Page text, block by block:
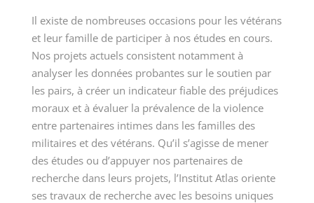
Il existe de nombreuses occasions pour les vétérans
et leur famille de participer à nos études en cours.
Nos projets actuels consistent notamment à
analyser les données probantes sur le soutien par
les pairs, à créer un indicateur fiable des préjudices
moraux et à évaluer la prévalence de la violence
entre partenaires intimes dans les familles des
militaires et des vétérans. Qu’il s’agisse de mener
des études ou d’appuyer nos partenaires de
recherche dans leurs projets, l’Institut Atlas oriente
ses travaux de recherche avec les besoins uniques